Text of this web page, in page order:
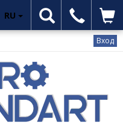
Вход
RU